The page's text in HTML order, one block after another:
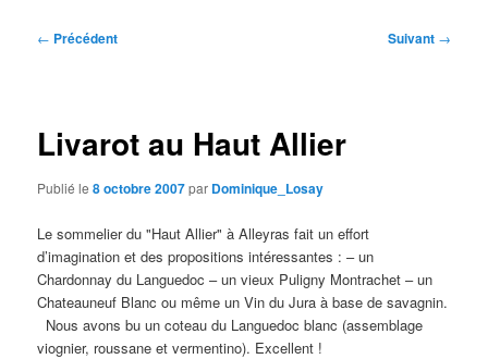
Navigation
← Précédent Suivant →
Livarot au Haut Allier
Publié le8 octobre 2007par Dominique_Losay
Le sommelier du "Haut Allier" à Alleyras fait un effort
d’imagination et des propositions intéressantes : – un
Chardonnay du Languedoc – un vieux Puligny Montrachet – un
Chateauneuf Blanc ou même un Vin du Jura à base de savagnin.
Nous avons bu un coteau du Languedoc blanc (assemblage
viognier, roussane et vermentino). Excellent !